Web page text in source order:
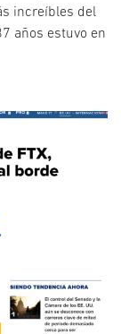
increíbles del
años estuvo en